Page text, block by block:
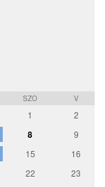
SZO V
1 2
8 9
15
16
22
23